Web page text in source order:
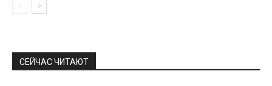
СЕЙЧАС ЧИТАЮТ